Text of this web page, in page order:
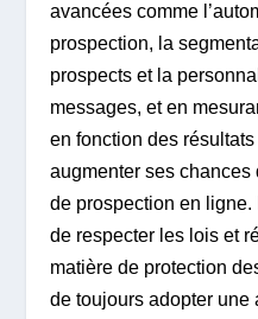
avancées comme
prospection, la
prospects et la
messages, et en
en fonction des
augmenter ses chances
de prospection en
de respecter les lois et
matière de protection
de toujours adopter une